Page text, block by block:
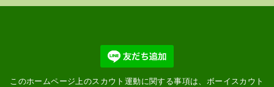
このホームページ上のスカウト運動に関する事項は、ボーイスカウト